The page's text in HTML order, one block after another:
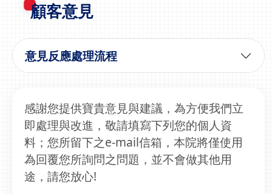
顧客意見
意見反應處理流程
感謝您提供寶貴意見與建議，為方便我們立
即處理與改進，敬請填寫下列您的個人資
料；您所留下之e-mail信箱，本院將僅使用
為回覆您所詢問之問題，並不會做其他用
途，請您放心!